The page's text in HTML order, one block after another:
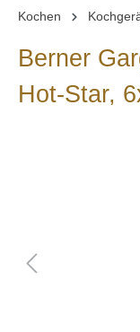
Kochen
Berner
Hot-Star,